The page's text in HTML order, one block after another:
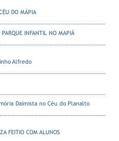
DO MÁPIA
PARQUE INFANTIL NO MAPIÁ
Alfredo
Daimista no Céu do Planalto
FEITIO COM ALUNOS